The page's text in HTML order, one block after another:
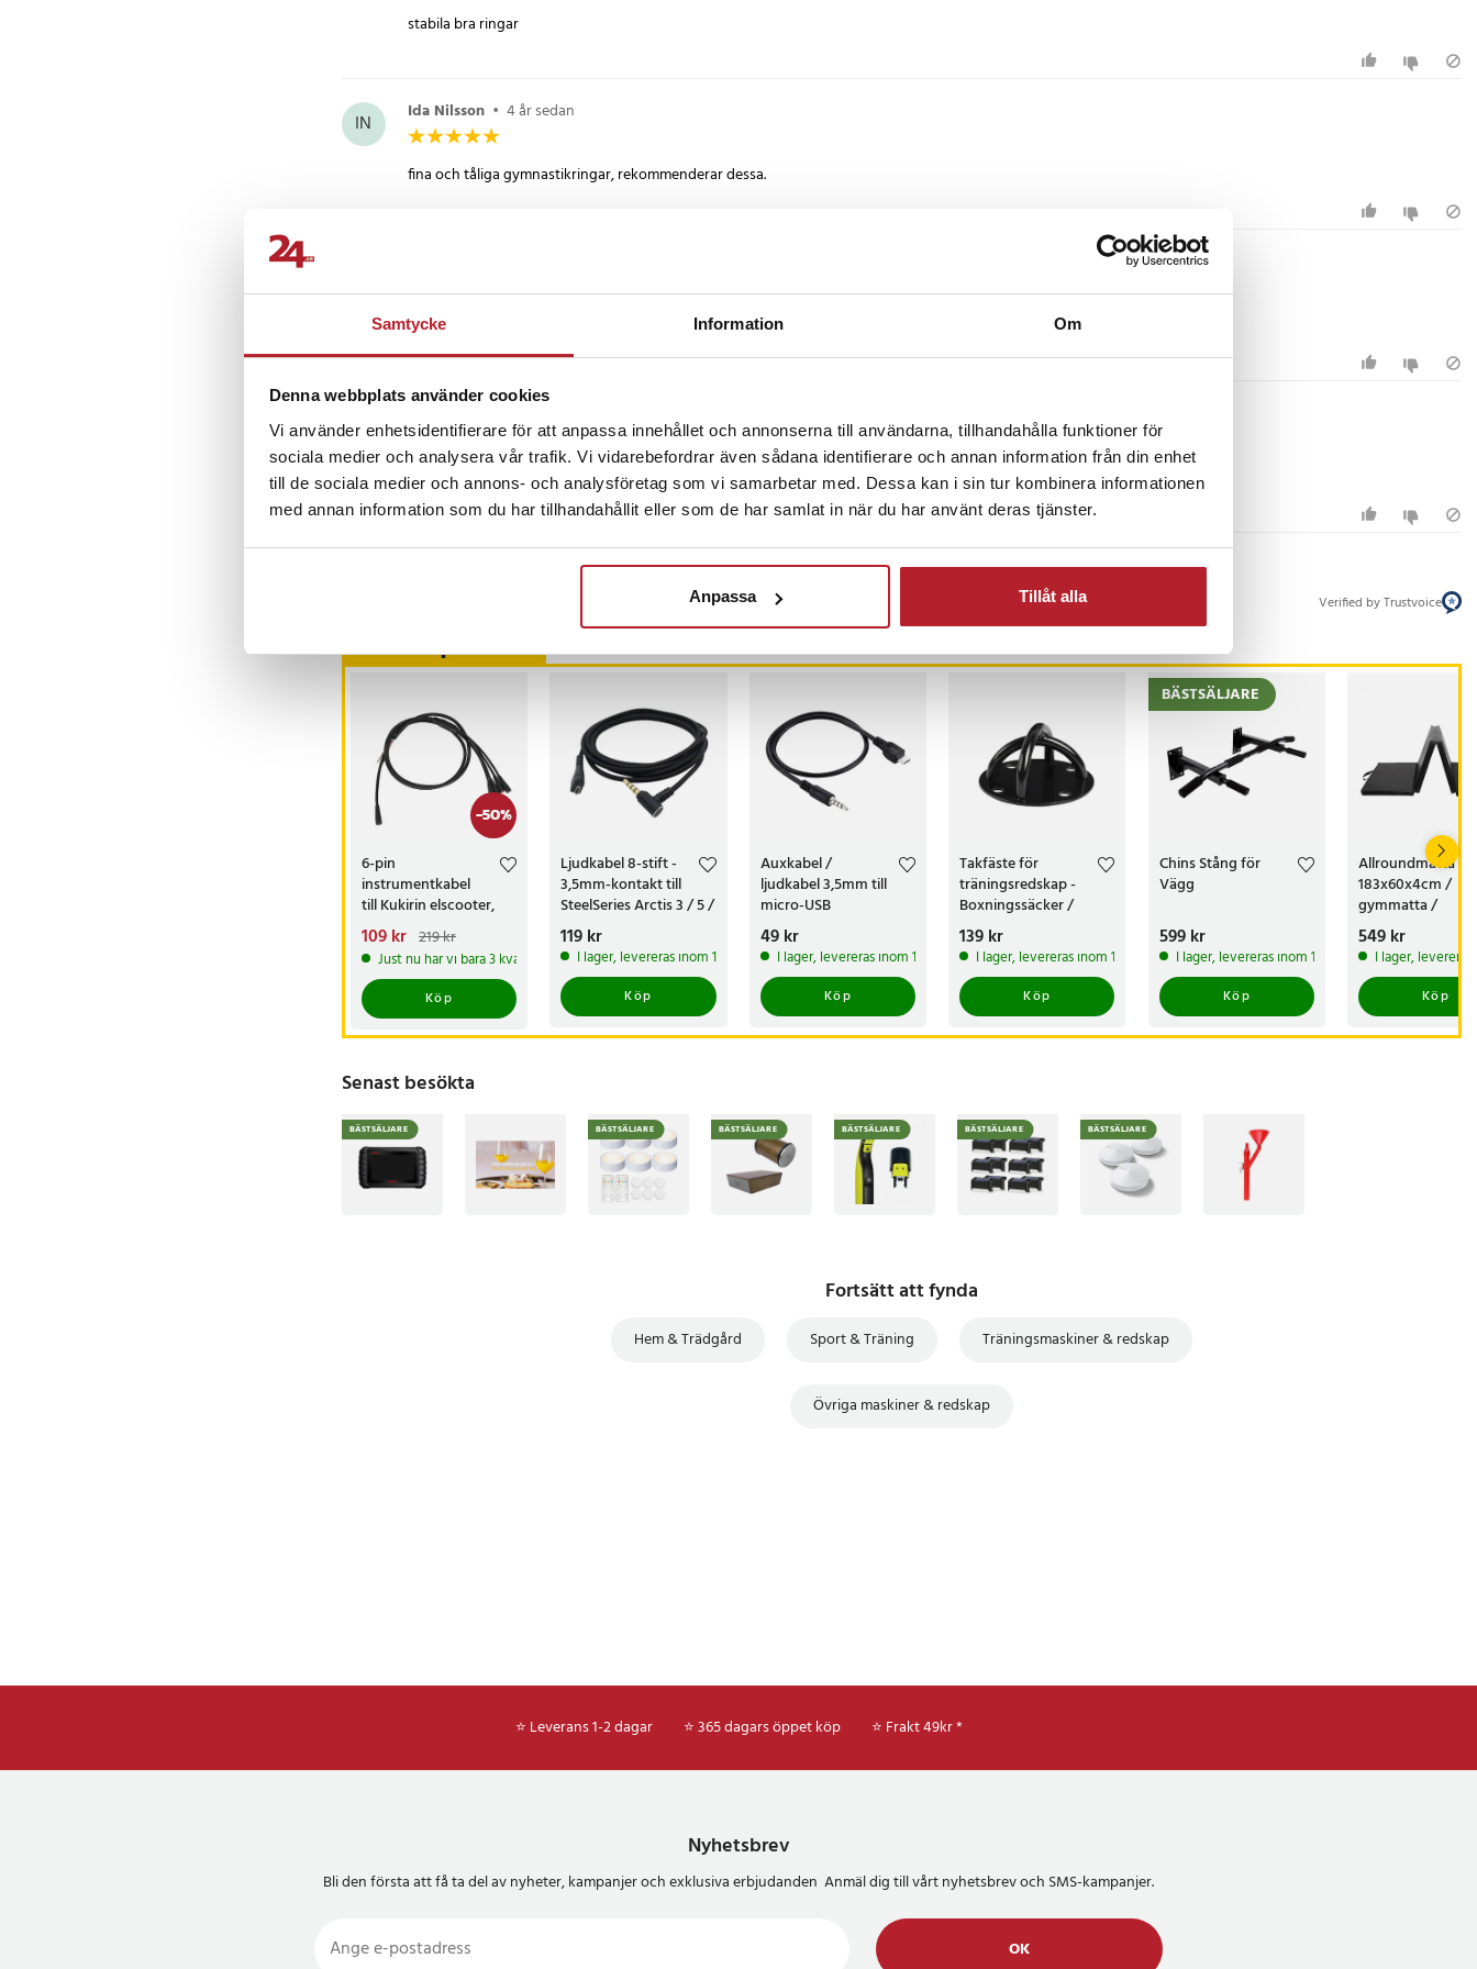
Samtycke Information Om
Denna webbplats använder cookies
Vi använder enhetsidentifierare för att anpassa innehållet och annonserna till användarna, tillhandahålla funktioner för
sociala medier och analysera vår trafik. Vi vidarebefordrar även sådana identifierare och annan information från din enhet
till de sociala medier och annons- och analysföretag som vi samarbetar med. Dessa kan i sin tur kombinera informationen
med annan information som du har tillhandahållit eller som de har samlat in när du har använt deras tjänster.
Anpassa Tillåt alla
- Yttre diameter: 23,5 cm
- Användning: Både inom- och utomhusbruk, justerbara
remmar med sifferskala för enkel höjdjustering
Artikelnummer:80020
stabila bra ringar
IN Ida Nilsson • 4 år sedan
fina och tåliga gymnastikringar, rekommenderar dessa.
Allt enl beskrivning.
JH
Var enligt förväntan. Och smidig snabb leverans!
Verified by Trustvoice
Andra köpte också
-50%
6-pin
instrumentkabel
till Kukirin elscooter,
139 cm
Nuvarande pris
109 krTidigare pris:
219 kr
109 kr 219 kr
Just nu har vi bara 3 kvar av denna produkt
Köp
Ljudkabel 8-stift -
3,5mm-kontakt till
SteelSeries Arctis 3 / 5 /
7 / Pro
Pris :119 kr
119 kr
I lager, levereras inom 1-2 vardagar
Köp
Auxkabel /
ljudkabel 3,5mm till
micro-USB
Pris:49 kr
49 kr
I lager, levereras inom 1-2 vardagar
Köp
Takfäste för
träningsredskap -
Boxningssäcker /
Träningsrep mm
Pris :139 kr
139 kr
I lager, levereras inom 1-2 vardagar
Köp
BÄSTSÄLJARE
Chins Stång för
Vägg
Pris:599 kr
599 kr
I lager, levereras inom 1-2 vardagar
Köp
Allroundmatta
183x60x4cm /
gymmatta /
gymnastikmatta /
träningsmatta
Pris:549 kr
549 kr
I lager,
Köp
Senast besökta
BÄSTSÄLJARE BÄSTSÄLJARE BÄSTSÄLJARE BÄSTSÄLJARE BÄSTSÄLJARE BÄSTSÄLJARE
Fortsätt att fynda
Hem & Trädgård Sport & Träning Träningsmaskiner & redskap
Övriga maskiner & redskap
⭐ Leverans 1-2 dagar ⭐ 365 dagars öppet köp ⭐ Frakt 49kr *
Nyhetsbrev
Bli den första att få ta del av nyheter, kampanjer och exklusiva erbjudanden Anmäl dig till vårt nyhetsbrev och SMS-kampanjer.
OK